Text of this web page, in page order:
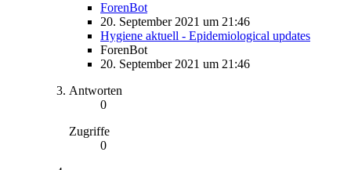
ForenBot
20. September 2021 um 21:46
Hygiene aktuell - Epidemiological updates
ForenBot
20. September 2021 um 21:46
Antworten
0
Zugriffe
0